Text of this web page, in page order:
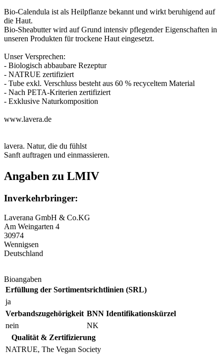
Bio-Calendula ist als Heilpflanze bekannt und wirkt beruhigend auf
die Haut.
Bio-Sheabutter wird auf Grund intensiv pflegender Eigenschaften in
unseren Produkten für trockene Haut eingesetzt.
Unser Versprechen:
- Biologisch abbaubare Rezeptur
- NATRUE zertifiziert
- Tube exkl. Verschluss besteht aus 60 % recyceltem Material
- Nach PETA-Kriterien zertifiziert
- Exklusive Naturkomposition
www.lavera.de
lavera. Natur, die du fühlst
Sanft auftragen und einmassieren.
Angaben zu LMIV
Inverkehrbringer:
Laverana GmbH & Co.KG
Am Weingarten 4
30974
Wennigsen
Deutschland
Bioangaben
Erfüllung der Sortimentsrichtlinien (SRL)
ja
Verbandszugehörigkeit
nein
BNN Identifikationskürzel
NK
Qualität & Zertifizierung
NATRUE, The Vegan Society